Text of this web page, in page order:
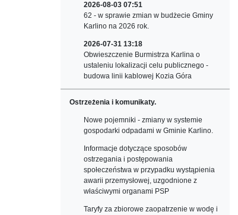
2026-08-03 07:51
62 - w sprawie zmian w budżecie Gminy
Karlino na 2026 rok.
2026-07-31 13:18
Obwieszczenie Burmistrza Karlina o
ustaleniu lokalizacji celu publicznego -
budowa linii kablowej Kozia Góra
Ostrzeżenia i komunikaty.
Nowe pojemniki - zmiany w systemie
gospodarki odpadami w Gminie Karlino.
Informacje dotyczące sposobów
ostrzegania i postępowania
społeczeństwa w przypadku wystąpienia
awarii przemysłowej, uzgodnione z
właściwymi organami PSP
Taryfy za zbiorowe zaopatrzenie w wodę i